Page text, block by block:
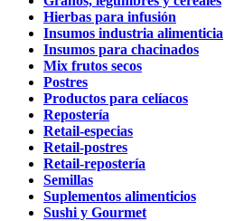
Hierbas para infusión
Insumos industria alimenticia
Insumos para chacinados
Mix frutos secos
Postres
Productos para celíacos
Repostería
Retail-especias
Retail-postres
Retail-repostería
Semillas
Suplementos alimenticios
Sushi y Gourmet